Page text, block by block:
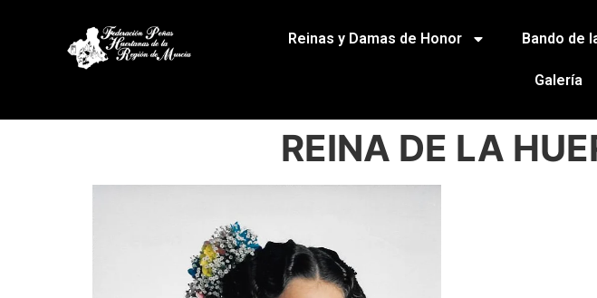
Reinas y Damas de Honor Bando de
Galería
REINA DE LA